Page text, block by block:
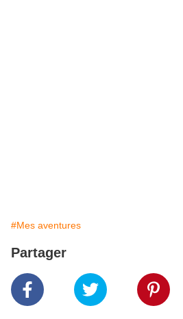
#Mes aventures
Partager